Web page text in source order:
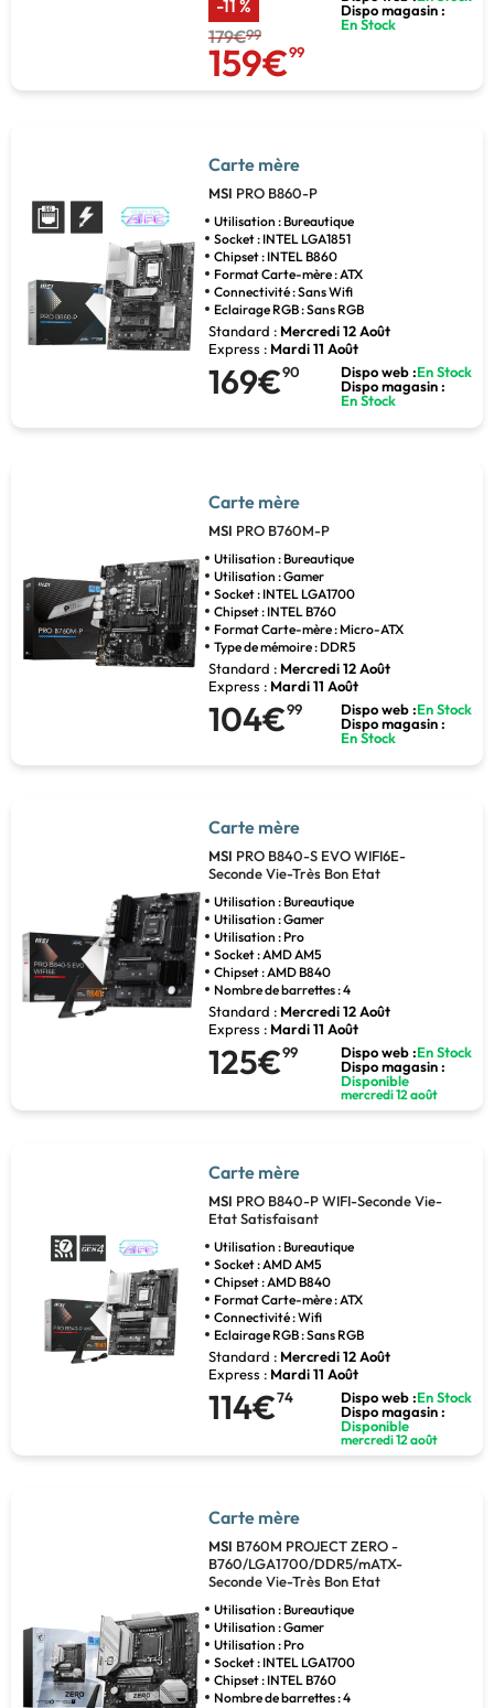
-11 %
179€99
159€99
Dispo magasin :
En Stock
Carte mère
MSI PRO B860-P
Utilisation : Bureautique
Socket : INTEL LGA1851
Chipset : INTEL B860
Format Carte-mère : ATX
Connectivité : Sans Wifi
Eclairage RGB : Sans RGB
Standard : Mercredi 12 Août
Express : Mardi 11 Août
169€90 Dispo web :En Stock
Dispo magasin :
En Stock
Carte mère
MSI PRO B760M-P
Utilisation : Bureautique
Utilisation : Gamer
Socket : INTEL LGA1700
Chipset : INTEL B760
Format Carte-mère : Micro-ATX
Type de mémoire : DDR5
Standard : Mercredi 12 Août
Express : Mardi 11 Août
104€99 Dispo web :En Stock
Dispo magasin :
En Stock
Carte mère
MSI PRO B840-S EVO WIFI6E-
Seconde Vie-Très Bon Etat
Utilisation : Bureautique
Utilisation : Gamer
Utilisation : Pro
Socket : AMD AM5
Chipset : AMD B840
Nombre de barrettes : 4
Standard : Mercredi 12 Août
Express : Mardi 11 Août
125€99 Dispo web :En Stock
Dispo magasin :
Disponible
mercredi 12 août
Carte mère
MSI PRO B840-P WIFI-Seconde Vie-
Etat Satisfaisant
Utilisation : Bureautique
Socket : AMD AM5
Chipset : AMD B840
Format Carte-mère : ATX
Connectivité : Wifi
Eclairage RGB : Sans RGB
Standard : Mercredi 12 Août
Express : Mardi 11 Août
114€74 Dispo web :En Stock
Dispo magasin :
Disponible
mercredi 12 août
Carte mère
MSI B760M PROJECT ZERO -
B760/LGA1700/DDR5/mATX-
Seconde Vie-Très Bon Etat
Utilisation : Bureautique
Utilisation : Gamer
Utilisation : Pro
Socket : INTEL LGA1700
Chipset : INTEL B760
Nombre de barrettes : 4